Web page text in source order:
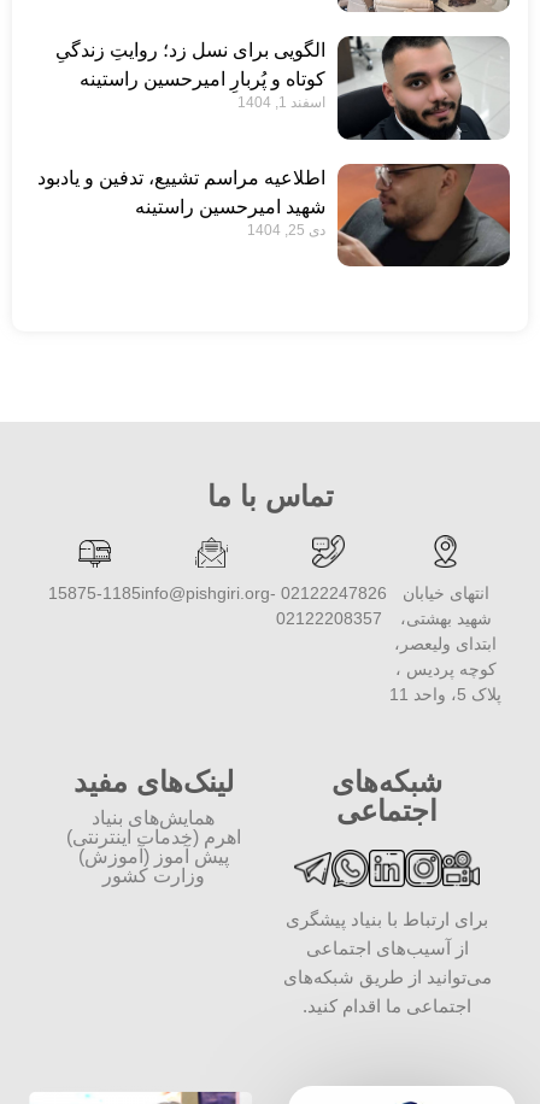
الگویی برای نسل زد؛ روایتِ زندگیِ
کوتاه و پُربارِ امیرحسین راستینه
اسفند 1, 1404
اطلاعیه مراسم تشییع، تدفین و یادبود
شهید امیرحسین راستینه
دی 25, 1404
تماس با ما
انتهای خیابان
شهید بهشتی،
ابتدای ولیعصر،
کوچه پردیس ،
پلاک 5، واحد 11
02122247826 -
02122208357
info@pishgiri.org
15875-1185
شبکه‌های
اجتماعی
برای ارتباط با بنیاد پیشگری
از آسیب‌های اجتماعی
می‌توانید از طریق شبکه‌‎های
اجتماعی ما اقدام کنید.
لینک‌های مفید
همایش‌های بنیاد
اهرم (خدمات اینترنتی)
پیش آموز (آموزش)
وزارت کشور